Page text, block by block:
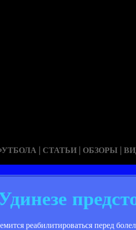
| СТАТЬИ | ОБЗОРЫ |
реабилитироваться перед